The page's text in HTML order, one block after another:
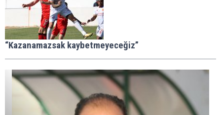
“Kazanamazsak kaybetmeyeceğiz”